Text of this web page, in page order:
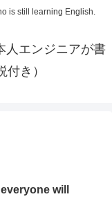
is still learning English.
エンジニアが書
き）
will